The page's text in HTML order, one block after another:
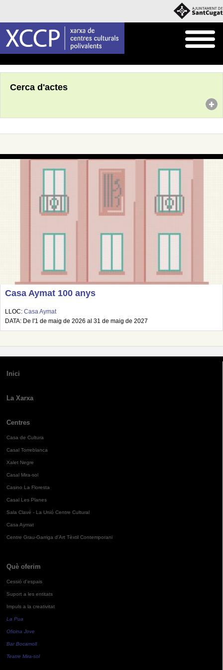
Cerca d'actes
Casa Aymat 100 anys
LLOC: Casa Aymat
DATA: De l'1 de maig de 2026 al 31 de maig de 2027
Inici
La Xarxa
Centres
Casa de Cultura
Casal Torreblanca
Xalet Negre
Casal Mira-sol
Casino La Floresta
Casal Les Planes
Sala Clavé - La Unió Centre Cultural
Casa Aymat
Centre Grau-Garriga d'Art Tèxtil Contemporani
Què oferim
Cessió d'espais
Suport a les entitats
Impuls a la creativitat
La Pua
Oficina Jove
Bar Bocamoll
Teatre Mira-sol